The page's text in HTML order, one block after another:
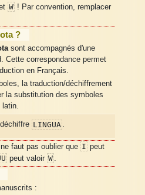
W ! Par convention, remplacer
?
sont accompagnés d'une
Cette correspondance permet
en Français.
la traduction/déchiffrement
la substitution des symboles
latin.
LINGUA.
faut pas oublier que Ipeut
peut valoir W
: